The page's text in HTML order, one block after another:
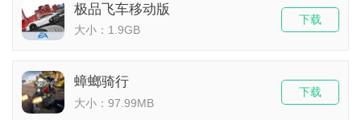
极品飞车移动版
大小：1.9GB
下载
蟑螂骑行
大小：97.99MB
下载